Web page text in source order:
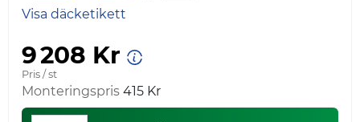
Visa däcketikett
9 208 Kr
Pris / st
Monteringspris 415 Kr